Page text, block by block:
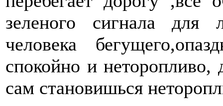
зеленого сигнала для
человека
спокойно и
сам становишься